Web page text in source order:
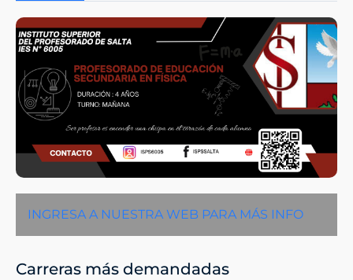
INGRESA A NUESTRA WEB PARA MÁS INFO
Carreras más demandadas